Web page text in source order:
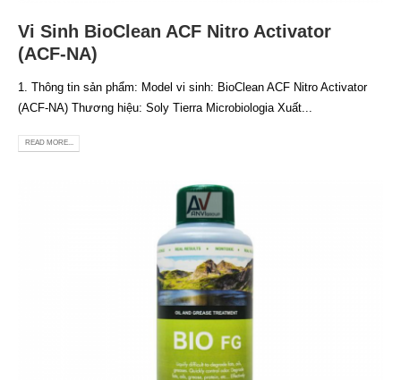
Vi Sinh BioClean ACF Nitro Activator
(ACF-NA)
1. Thông tin sản phẩm: Model vi sinh: BioClean ACF Nitro Activator
(ACF-NA) Thương hiệu: Soly Tierra Microbiologia Xuất...
READ MORE...